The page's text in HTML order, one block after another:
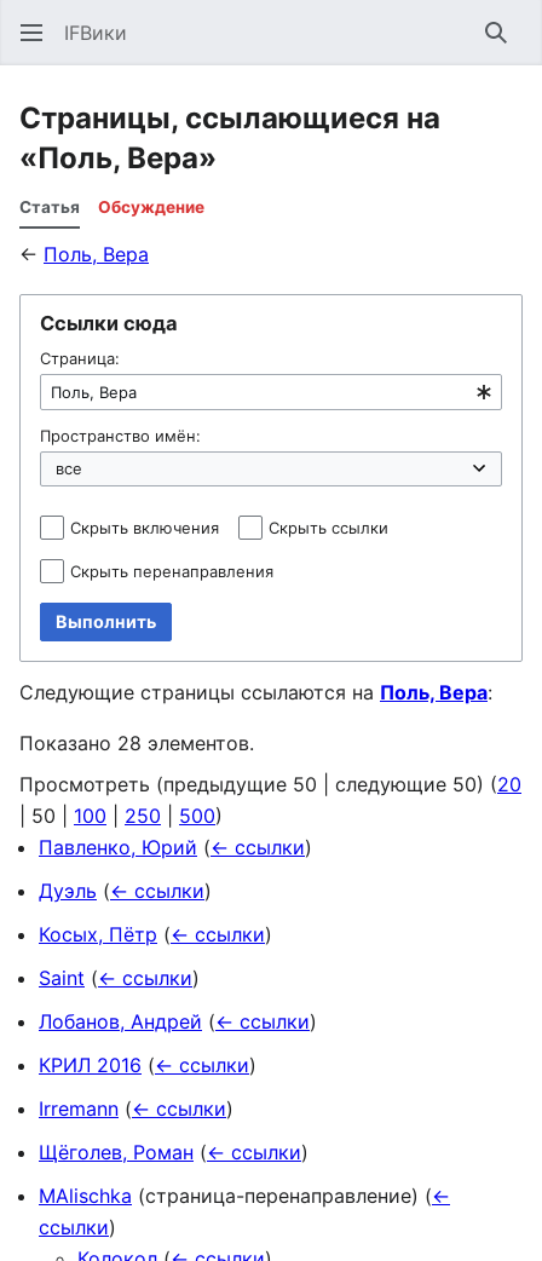
IFВики
Страницы, ссылающиеся на
«Поль, Вера»
Статья Обсуждение
← Поль, Вера
Ссылки сюда
Страница:
Пространство имён:
Скрыть включения Скрыть ссылки
Скрыть перенаправления
Выполнить
Следующие страницы ссылаются на Поль, Вера:
Показано 28 элементов.
Просмотреть (предыдущие 50 следующие 50) (20
50 100 250 500)
Павленко, Юрий (← ссылки)
Дуэль (← ссылки)
Косых, Пётр (← ссылки)
Saint (← ссылки)
Лобанов, Андрей (← ссылки)
КРИЛ 2016 (← ссылки)
Irremann (← ссылки)
Щёголев, Роман (← ссылки)
MAlischka (страница-перенаправление) (←
ссылки)